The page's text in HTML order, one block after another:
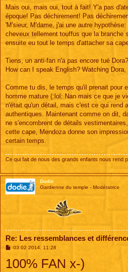
s
a
g
Mais oui, mais oui, tout à fait! Y'a pas
époque! Pas déchirement! Pas
'M'sieur, M'dame, j'ai une autre
cheveux tellement touffus que la branche
ensuite eu tout le temps d'attacher sa
Tiens, un anti-fan n'a pas encore tué Dora?
How can I speak English? Watching Dora,
Comme tu dis, le temps qu'il prenait pour
homme mature (:lol: Nan mais ce que je
n'était qu'un détail, mais c'est ce qui rend
authentiques. Maintenant comme on dit,
ne s'encombrent de détails
cette cape, Mendoza donne son
certain temps.
Ce qui fait de nous des grands enfants nous rend
Dodie
Gardienne du temple - Modératrice
Re: Les ressemblances et
M
s
s
03 02 2014, 11:28
100% FAN x-)